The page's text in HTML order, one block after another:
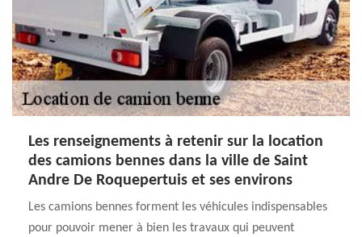
Les renseignements à retenir sur la location
des camions bennes dans la ville de Saint
Andre De Roquepertuis et ses environs
Les camions bennes forment les véhicules indispensables
pour pouvoir mener à bien les travaux qui peuvent